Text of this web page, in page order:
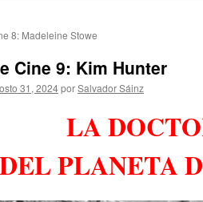
8: Madeleine Stowe
Cine 9: Kim Hunter
31, 2024porSalvador Sáinz
LA
DEL PLANETA